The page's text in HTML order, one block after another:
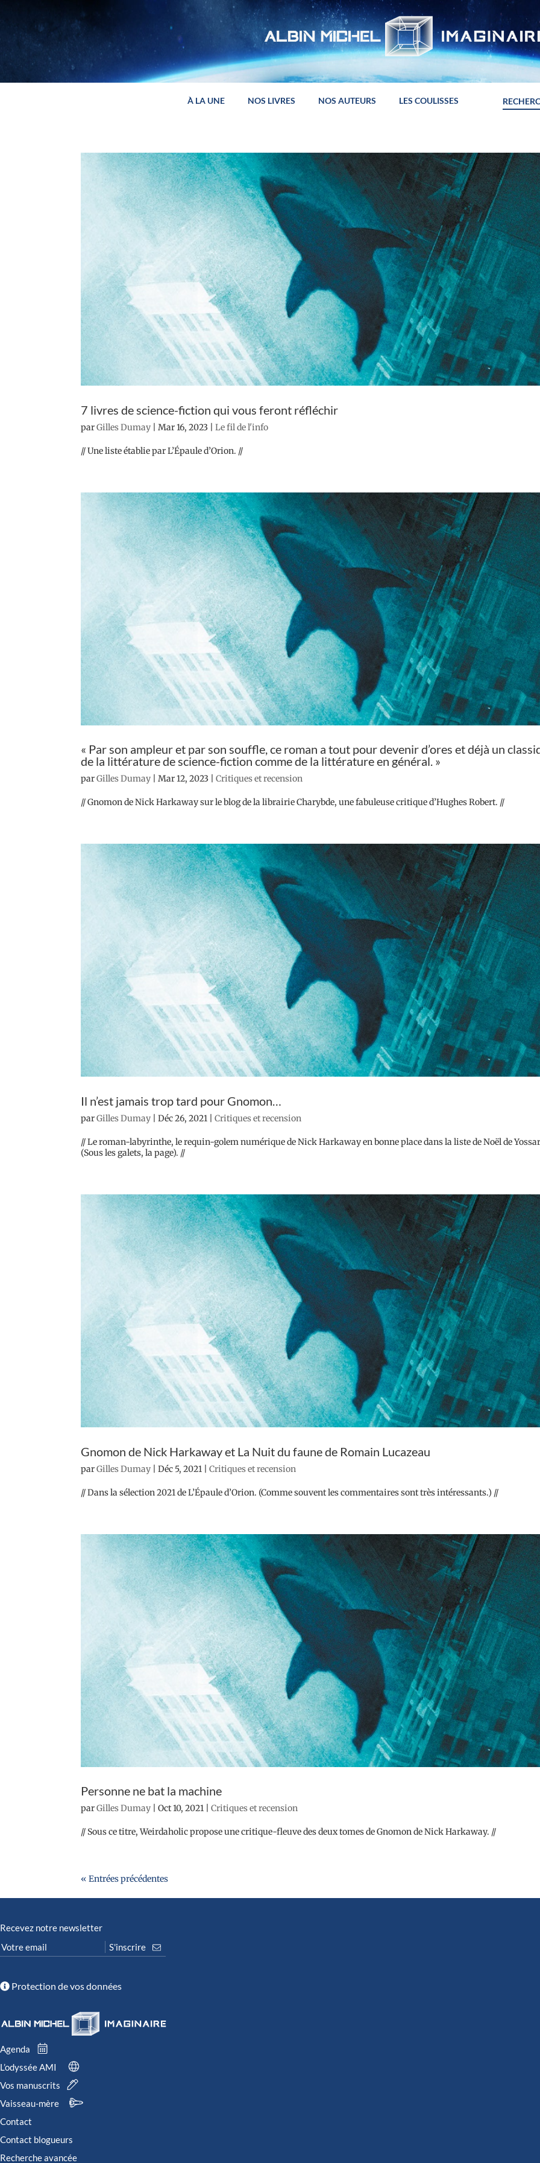
À LA UNE NOS LIVRES NOS AUTEURS LES COULISSES
7 livres de science-fiction qui vous feront réfléchir
parGilles Dumay |Mar 16, 2023 |Le fil de l'info
// Une liste établie par L’Épaule d’Orion. //
« Par son ampleur et par son souffle, ce roman a tout pour devenir d’ores et déjà un
de la littérature de science-fiction comme de la littérature en général. »
parGilles Dumay |Mar 12, 2023 |Critiques et recension
// Gnomon de Nick Harkaway sur le blog de la librairie Charybde, une fabuleuse critique d’Hughes Robert. //
Il n’est jamais trop tard pour Gnomon…
parGilles Dumay |Déc 26, 2021 |Critiques et recension
// Le roman-labyrinthe, le requin-golem numérique de Nick Harkaway en bonne place dans la liste de Noël de
(Sous les galets, la page). //
Gnomon de Nick Harkaway et La Nuit du faune de Romain Lucazeau
parGilles Dumay |Déc 5, 2021 |Critiques et recension
// Dans la sélection 2021 de L’Épaule d’Orion. (Comme souvent les commentaires sont très intéressants.) //
Personne ne bat la machine
parGilles Dumay |Oct 10, 2021 |Critiques et recension
// Sous ce titre, Weirdaholic propose une critique-fleuve des deux tomes de Gnomon de Nick Harkaway. //
« Entrées précédentes
Recevez notre newsletter
Protection de vos données
Agenda
L’odyssée AMI
Vos manuscrits
Vaisseau-mère
Contact
Contact blogueurs
Recherche avancée